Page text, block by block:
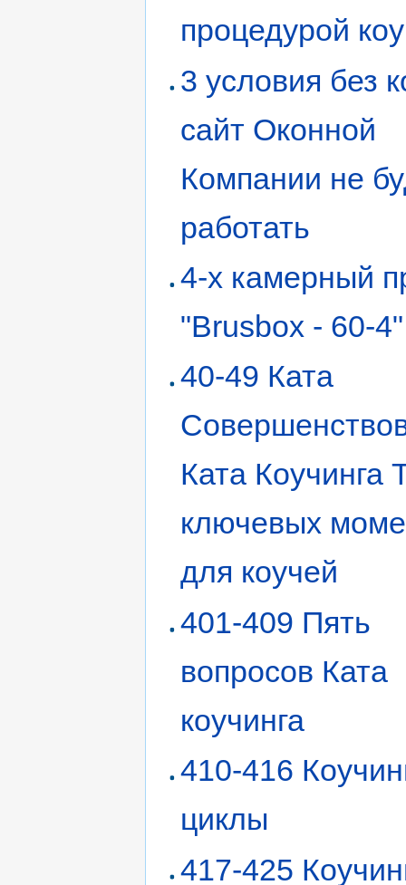
процедурой
3 условия без
сайт Оконной
Компании не
работать
4-х камерный
"Brusbox - 60-4"
40-49 Ката
Ката Коучинга
ключевых
для коучей
401-409 Пять
вопросов Ката
коучинга
410-416
циклы
417-425